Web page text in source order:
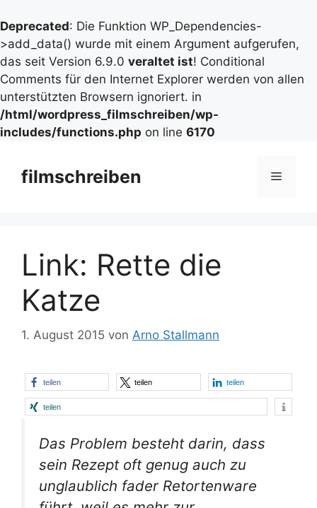
Deprecated: Die Funktion WP_Dependencies-
>add_data() wurde mit einem Argument aufgerufen,
das seit Version 6.9.0 veraltet ist! Conditional
Comments für den Internet Explorer werden von allen
unterstützten Browsern ignoriert. in
/html/wordpress_filmschreiben/wp-
includes/functions.php on line 6170
Inhalt
springen
filmschreiben Menü
Link: Rette die
Katze
1. August 2015 von Arno Stallmann
teilen teilen teilen
teilen
Das Problem besteht darin, dass
sein Rezept oft genug auch zu
unglaublich fader Retortenware